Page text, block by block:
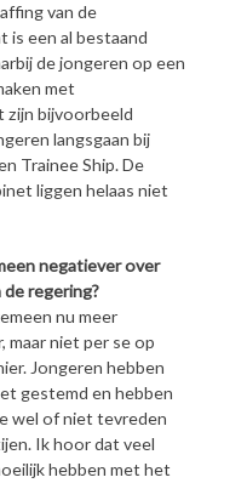
van de
is een al bestaand
de jongeren op een
met
zijn bijvoorbeeld
langsgaan bij
Trainee Ship. De
liggen helaas niet
negatiever over
regering?
nu meer
maar niet per se op
Jongeren hebben
gestemd en hebben
wel of niet tevreden
Ik hoor dat veel
hebben met het